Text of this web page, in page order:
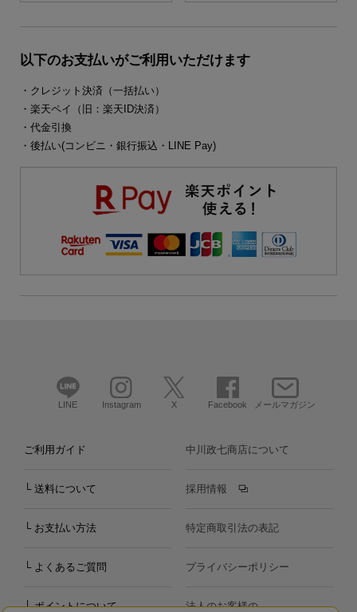
以下のお支払いがご利用いただけます
・クレジット決済（一括払い）
・楽天ペイ（旧：楽天ID決済）
・代金引換
・後払い(コンビニ・銀行振込・LINE Pay)
LINE Instagram X Facebook メールマガジン
ご利用ガイド
└ 送料について
└ お支払い方法
└ よくあるご質問
└ ポイントについて
中川政七商店について
採用情報
特定商取引法の表記
プライバシーポリシー
法人のお客様の